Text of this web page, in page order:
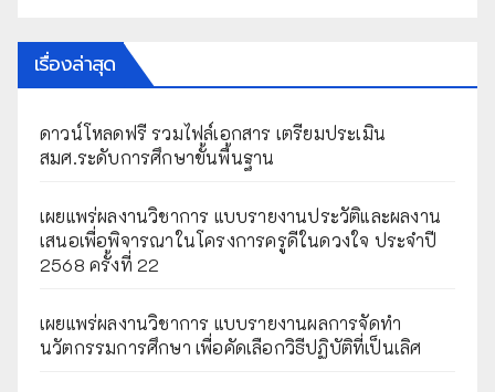
เรื่องล่าสุด
ดาวน์โหลดฟรี รวมไฟล์เอกสาร เตรียมประเมิน
สมศ.ระดับการศึกษาขั้นพื้นฐาน
เผยแพร่ผลงานวิชาการ แบบรายงานประวัติและผลงาน
เสนอเพื่อพิจารณาในโครงการครูดีในดวงใจ ประจำปี
2568 ครั้งที่ 22
เผยแพร่ผลงานวิชาการ แบบรายงานผลการจัดทำ
นวัตกรรมการศึกษา เพื่อคัดเลือกวิธีปฏิบัติที่เป็นเลิศ